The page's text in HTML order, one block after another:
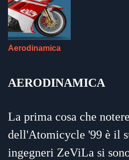
Aerodinamica
AERODINAMICA
La prima cosa che
dell'Atomicycle '99 è il
ingegneri ZeViLa si